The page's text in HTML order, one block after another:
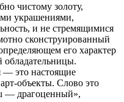
чистому золоту,
украшениями,
и не стремящимися
сконструированный
его характер
— это настоящие
объекты. Слово это
— драгоценный»,